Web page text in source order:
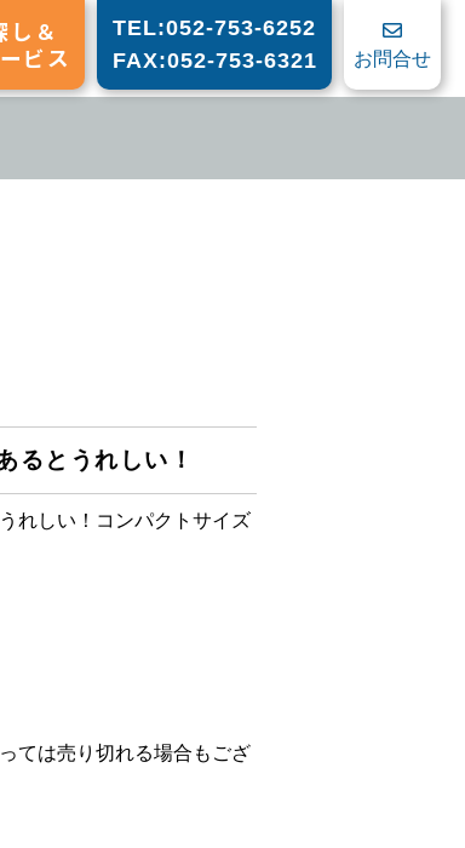
し＆
ビス
TEL:052-753-6252
FAX:052-753-6321
お問合せ
るとうれしい！
れしい！コンパクトサイズ
ては売り切れる場合もござ